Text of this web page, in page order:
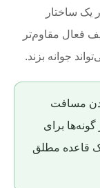
یک ساختار
فعال مقاوم‌تر
جوانه بزند.
مسافت
برای
قاعده مطلق